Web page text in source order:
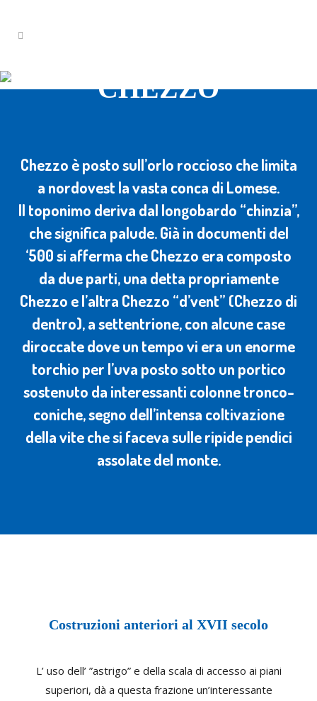
CHEZZO
Chezzo è posto sull’orlo roccioso che limita
a nordovest la vasta conca di Lomese.
Il toponimo deriva dal longobardo “chinzia”,
che significa palude. Già in documenti del
‘500 si afferma che Chezzo era composto
da due parti, una detta propriamente
Chezzo e l’altra Chezzo “d’vent” (Chezzo di
dentro), a settentrione, con alcune case
diroccate dove un tempo vi era un enorme
torchio per l’uva posto sotto un portico
sostenuto da interessanti colonne tronco-
coniche, segno dell’intensa coltivazione
della vite che si faceva sulle ripide pendici
assolate del monte.
Costruzioni anteriori al XVII secolo
L’ uso dell’ ”astrigo” e della scala di accesso ai piani
superiori, dà a questa frazione un’interessante